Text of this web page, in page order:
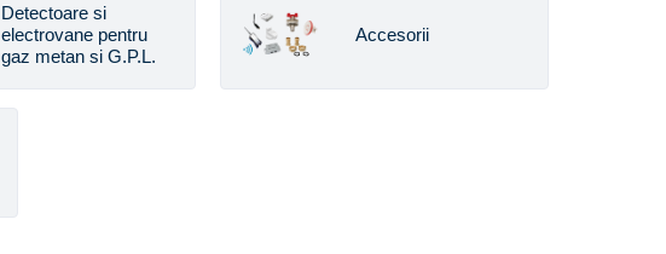
Detectoare si
electrovane pentru
gaz metan si G.P.L.
Accesorii